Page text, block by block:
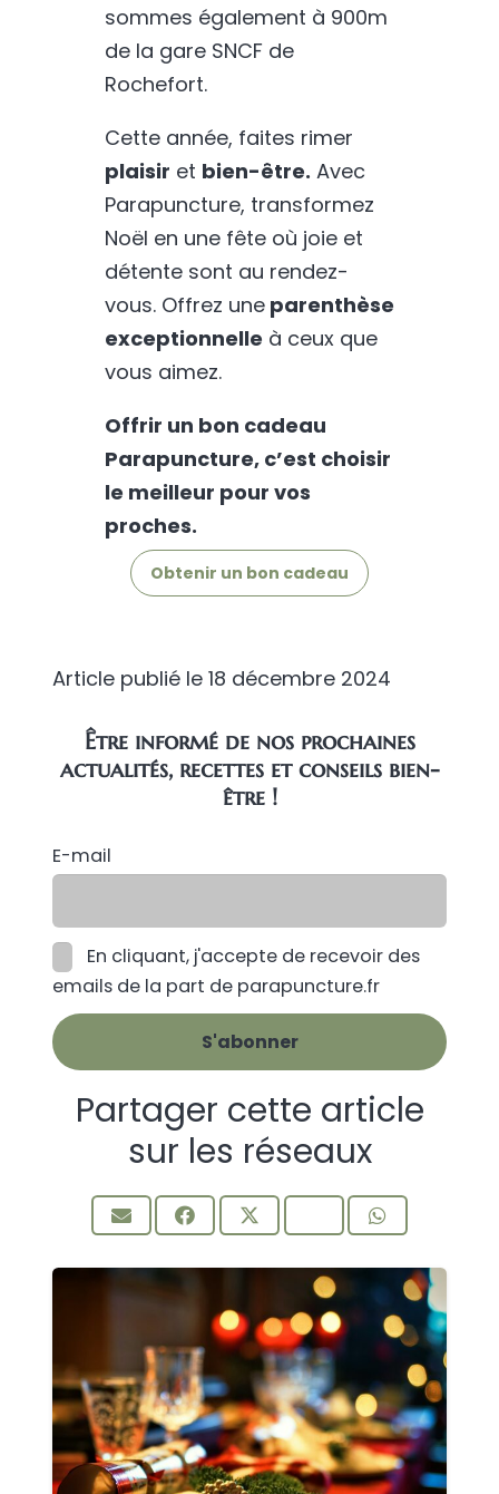
sommes également à 900m
de la gare SNCF de
Rochefort.
Cette année, faites rimer
plaisir et bien-être. Avec
Parapuncture, transformez
Noël en une fête où joie et
détente sont au rendez-
vous. Offrez une parenthèse
exceptionnelle à ceux que
vous aimez.
Offrir un bon cadeau
Parapuncture, c’est choisir
le meilleur pour vos
proches.
Obtenir un bon cadeau
Article publié le 18 décembre 2024
Être informé de nos prochaines
actualités, recettes et conseils bien-
être !
E-mail
En cliquant, j'accepte de recevoir des
emails de la part de parapuncture.fr
Partager cette article
sur les réseaux